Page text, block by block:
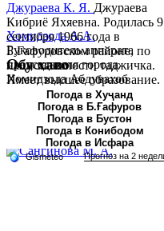
Хомидзода А.А.
Руководитель аппарата
председателя города
Хомидзода Абдувахоб
Абдумаджид родился 8
июня 1978 года в городе
Худжанде. По
национальности...
Джураева К. Я. Джураева
Кибриё Яхяевна. Родилась 9
сентября 1966 года в
Б.Гафуровском районе, по
национальности таджичка.
Имеет высшее образование.
В 1997 ...
Обу хаво
Погода в Хуҷанд
Погода в Б.Ғафуров
Погода в Бустон
Погода в Конибодом
Погода в Исфара